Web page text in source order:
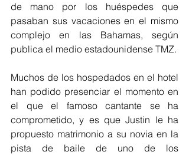
de mano por los huéspedes que
pasaban sus vacaciones en el mismo
complejo en las Bahamas, según
publica el medio estadounidense TMZ.
Muchos de los hospedados en el hotel
han podido presenciar el momento en
el que el famoso cantante se ha
comprometido, y es que Justin le ha
propuesto matrimonio a su novia en la
pista de baile de uno de los